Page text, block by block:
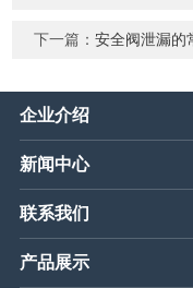
下一篇：安全阀泄漏的
企业介绍
新闻中心
联系我们
产品展示